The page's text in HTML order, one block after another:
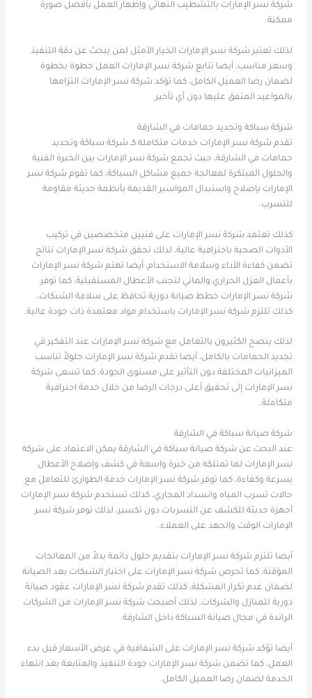
شركة نسر الإمارات بالتشطيب النهائي وإظهار العمل بأفضل صورة
ممكنة.
لذلك تعتبر شركة نسر الإمارات الخيار الأمثل لمن يبحث عن دقة التنفيذ
وسعر مناسب، أيضا تتابع شركة نسر الإمارات العمل خطوة بخطوة
لضمان رضا العميل الكامل، كما تؤكد شركة نسر الإمارات التزامها
بالمواعيد المتفق عليها دون أي تأخير.
شركة سباكة وتجديد حمامات في الشارقة
تقدم شركة نسر الإمارات خدمات متكاملة كـ شركة سباكة وتجديد
حمامات في الشارقة، حيث تجمع شركة نسر الإمارات بين الخبرة الفنية
والحلول المبتكرة لمعالجة جميع مشاكل السباكة، كما تقوم شركة نسر
الإمارات بإصلاح واستبدال المواسير القديمة بأنظمة حديثة مقاومة
للتسرب.
كذلك تعتمد شركة نسر الإمارات على فنيين متخصصين في تركيب
الأدوات الصحية باحترافية عالية، لذلك تحقق شركة نسر الإمارات نتائج
تضمن كفاءة الأداء وسلامة الاستخدام، أيضا تهتم شركة نسر الإمارات
بأعمال العزل الحراري والمائي لتجنب الأعطال المستقبلية، كما توفر
شركة نسر الإمارات خطط صيانة دورية تحافظ على سلامة الشبكات،
كذلك تلتزم شركة نسر الإمارات باستخدام مواد معتمدة ذات جودة عالية.
لذلك ينصح الكثيرون بالتعامل مع شركة نسر الإمارات عند التفكير في
تجديد الحمامات بالكامل، أيضا تقدم شركة نسر الإمارات حلولاً تناسب
الميزانيات المختلفة دون التأثير على مستوى الجودة، كما تسعى شركة
نسر الإمارات إلى تحقيق أعلى درجات الرضا من خلال خدمة احترافية
متكاملة.
شركة صيانة سباكة في الشارقة
عند البحث عن شركة صيانة سباكة في الشارقة يمكن الاعتماد على شركة
نسر الإمارات لما تمتلكه من خبرة واسعة في كشف وإصلاح الأعطال
بسرعة وكفاءة، كما توفر شركة نسر الإمارات خدمة الطوارئ للتعامل مع
حالات تسرب المياه وانسداد المجاري، كذلك تستخدم شركة نسر الإمارات
أجهزة حديثة للكشف عن التسربات دون تكسير، لذلك توفر شركة نسر
الإمارات الوقت والجهد على العملاء.
أيضا تلتزم شركة نسر الإمارات بتقديم حلول دائمة بدلاً من المعالجات
المؤقتة، كما تحرص شركة نسر الإمارات على اختبار الشبكات بعد الصيانة
لضمان عدم تكرار المشكلة، كذلك تقدم شركة نسر الإمارات عقود صيانة
دورية للمنازل والشركات، لذلك أصبحت شركة نسر الإمارات من الشركات
الرائدة في مجال صيانة السباكة داخل الشارقة.
أيضا تؤكد شركة نسر الإمارات على الشفافية في عرض الأسعار قبل بدء
العمل، كما تضمن شركة نسر الإمارات جودة التنفيذ والمتابعة بعد انتهاء
الخدمة لضمان رضا العميل الكامل.